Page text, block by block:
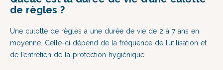
de règles ?
Une culotte de règles a une durée de vie de 2 à 7 ans en
moyenne. Celle-ci dépend de la fréquence de l’utilisation et
de l’entretien de la protection hygiénique.